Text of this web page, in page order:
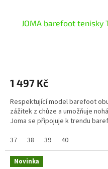
JOMA barefoot tenisky
1 497 Kč
Respektující model barefoot
zážitek z chůze a umožňuje
Joma se připojuje k trendu
37
38 39 40
Novinka